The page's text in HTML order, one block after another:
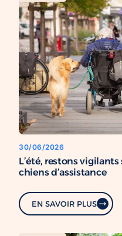
30/06/2026
L’été, restons
chiens d’assistance
EN SAVOIR PLUS